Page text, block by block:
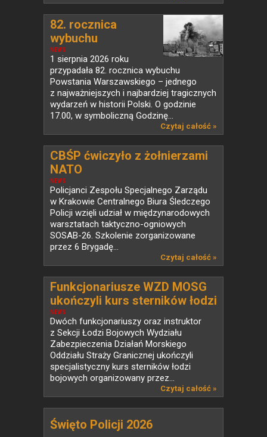
NEWS
82. rocznica
wybuchu
Powstania...
1 sierpnia 2026 roku
przypadała 82. rocznica wybuchu
Powstania Warszawskiego – jednego
z najważniejszych i najbardziej tragicznych
wydarzeń w historii Polski. O godzinie
17.00, w symboliczną Godzinę...
Czytaj całość »
NEWS
CBŚP ćwiczyło z żołnierzami
NATO
Policjanci Zespołu Specjalnego Zarządu
w Krakowie Centralnego Biura Śledczego
Policji wzięli udział w międzynarodowych
warsztatach taktyczno-ogniowych
SOSAB-26. Szkolenie zorganizowane
przez 6 Brygadę...
Czytaj całość »
NEWS
Funkcjonariusze WZD MOSG
ukończyli kurs sterników łodzi
bojowych
Dwóch funkcjonariuszy oraz instruktor
z Sekcji Łodzi Bojowych Wydziału
Zabezpieczenia Działań Morskiego
Oddziału Straży Granicznej ukończyli
specjalistyczny kurs sterników łodzi
bojowych organizowany przez...
Czytaj całość »
Święto Policji 2026